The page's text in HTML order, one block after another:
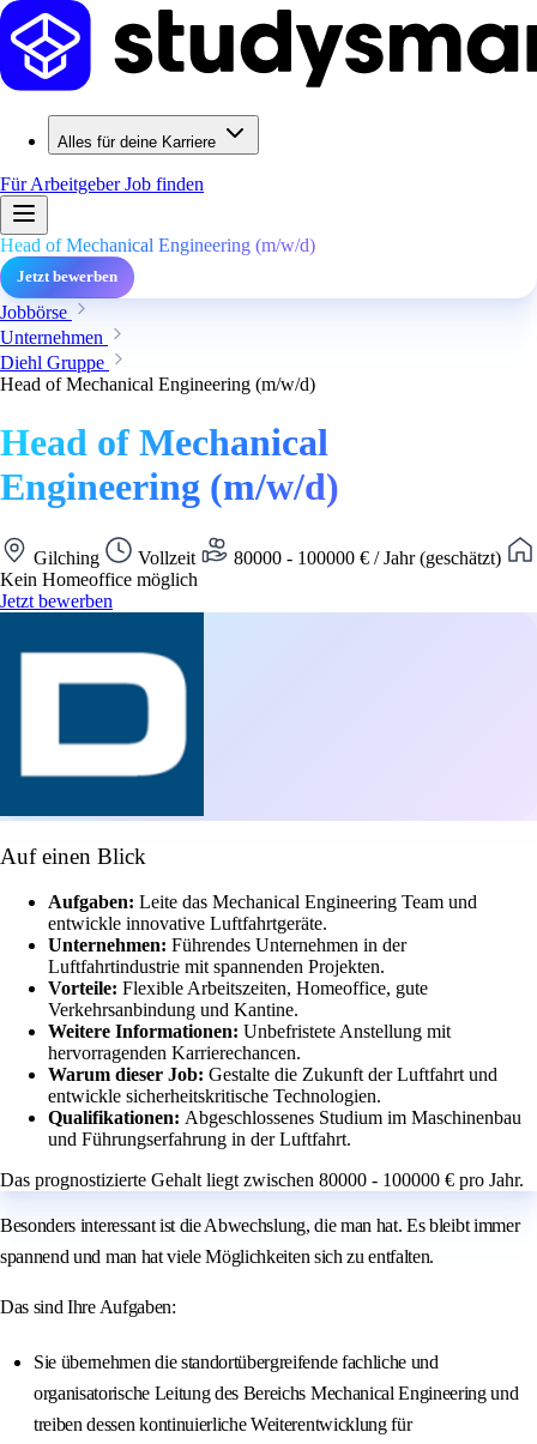
Alles für deine Karriere
Für ArbeitgeberJob finden
Head of Mechanical Engineering (m/w/d)
Jetzt bewerben
Jobbörse
Unternehmen
Diehl Gruppe
Head of Mechanical Engineering (m/w/d)
Head of Mechanical
Engineering (m/w/d)
Gilching Vollzeit
80000 - 100000 € / Jahr (geschätzt)
Kein Homeoffice möglich
Jetzt bewerben
Auf einen Blick
Aufgaben: Leite das Mechanical Engineering Team und
entwickle innovative Luftfahrtgeräte.
Unternehmen: Führendes Unternehmen in der
Luftfahrtindustrie mit spannenden Projekten.
Vorteile: Flexible Arbeitszeiten, Homeoffice, gute
Verkehrsanbindung und Kantine.
Weitere Informationen: Unbefristete Anstellung mit
hervorragenden Karrierechancen.
Warum dieser Job: Gestalte die Zukunft der Luftfahrt und
entwickle sicherheitskritische Technologien.
Qualifikationen: Abgeschlossenes Studium im Maschinenbau
und Führungserfahrung in der Luftfahrt.
Das prognostizierte Gehalt liegt zwischen 80000 - 100000 € pro Jahr.
Besonders interessant ist die Abwechslung, die man hat. Es bleibt immer
spannend und man hat viele Möglichkeiten sich zu entfalten.
Das sind Ihre Aufgaben:
Sie übernehmen die standortübergreifende fachliche und
organisatorische Leitung des Bereichs Mechanical Engineering und
treiben dessen kontinuierliche Weiterentwicklung für